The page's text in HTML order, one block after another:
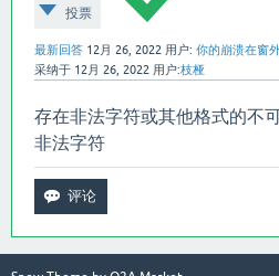
投票
最新回答 12月 26, 2022 用户: 你的崩溃在窗
采纳于 12月 26, 2022 用户:枝桠
存在非法字符或其他格式的不
非法字符